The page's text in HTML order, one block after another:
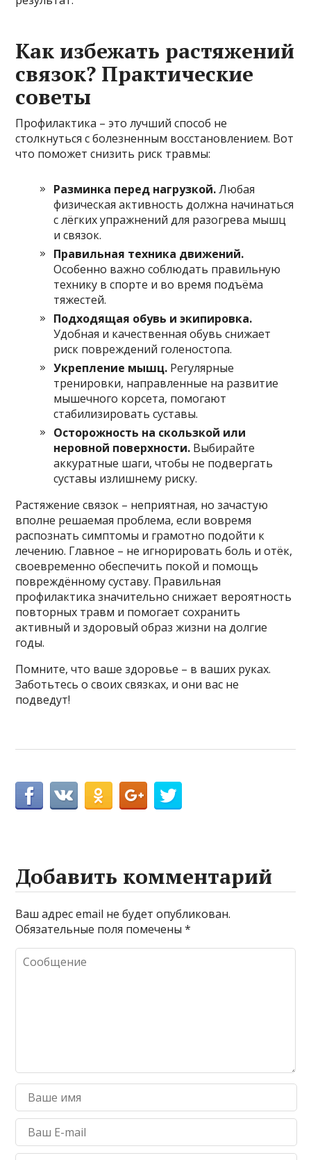
Как избежать растяжений
связок? Практические
советы
Профилактика – это лучший способ не
столкнуться с болезненным восстановлением. Вот
что поможет снизить риск травмы:
Разминка перед нагрузкой.Любая
физическая активность должна начинаться
с лёгких упражнений для разогрева мышц
и связок.
Правильная техника движений.
Особенно важно соблюдать правильную
технику в спорте и во время подъёма
тяжестей.
Подходящая обувь и экипировка.
Удобная и качественная обувь снижает
риск повреждений голеностопа.
Укрепление мышц. Регулярные
тренировки, направленные на развитие
мышечного корсета, помогают
стабилизировать суставы.
Осторожность на скользкой или
неровной поверхности. Выбирайте
аккуратные шаги, чтобы не подвергать
суставы излишнему риску.
Растяжение связок – неприятная, но зачастую
вполне решаемая проблема, если вовремя
распознать симптомы и грамотно подойти к
лечению. Главное – не игнорировать боль и отёк,
своевременно обеспечить покой и помощь
повреждённому суставу. Правильная
профилактика значительно снижает вероятность
повторных травм и помогает сохранить
активный и здоровый образ жизни на долгие
годы.
Помните, что ваше здоровье – в ваших руках.
Заботьтесь о своих связках, и они вас не
подведут!
Добавить комментарий
Ваш адрес email не будет опубликован.
Обязательные поля помечены*